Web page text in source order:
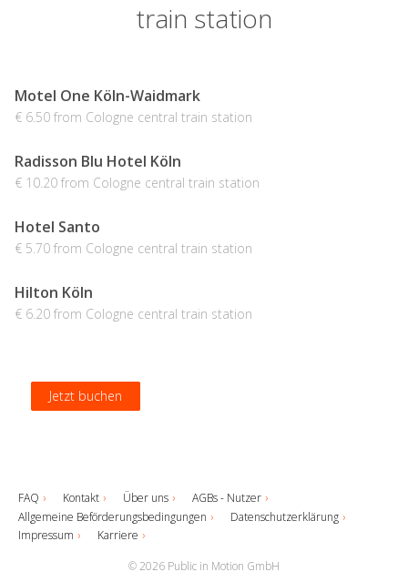
train station
Motel One Köln-Waidmark
€ 6.50 from Cologne central train station
Jetzt buchen
Radisson Blu Hotel Köln
€ 10.20 from Cologne central train station
Jetzt buchen
Hotel Santo
€ 5.70 from Cologne central train station
Jetzt buchen
Hilton Köln
€ 6.20 from Cologne central train station
Jetzt buchen
FAQ Kontakt Über uns
AGBs - Nutzer
Allgemeine Beförderungsbedingungen
Datenschutzerklärung
Impressum
Karriere
© 2026 Public in Motion GmbH